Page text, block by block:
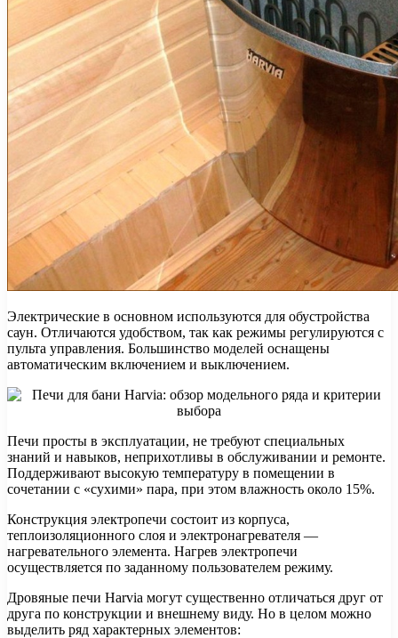
Электрические в основном используются для обустройства
саун. Отличаются удобством, так как режимы регулируются с
пульта управления. Большинство моделей оснащены
автоматическим включением и выключением.
Печи просты в эксплуатации, не требуют специальных
знаний и навыков, неприхотливы в обслуживании и ремонте.
Поддерживают высокую температуру в помещении в
сочетании с «сухими» пара, при этом влажность около 15%.
Конструкция электропечи состоит из корпуса,
теплоизоляционного слоя и электронагревателя —
нагревательного элемента. Нагрев электропечи
осуществляется по заданному пользователем режиму.
Дровяные печи Harvia могут существенно отличаться друг от
друга по конструкции и внешнему виду. Но в целом можно
выделить ряд характерных элементов: